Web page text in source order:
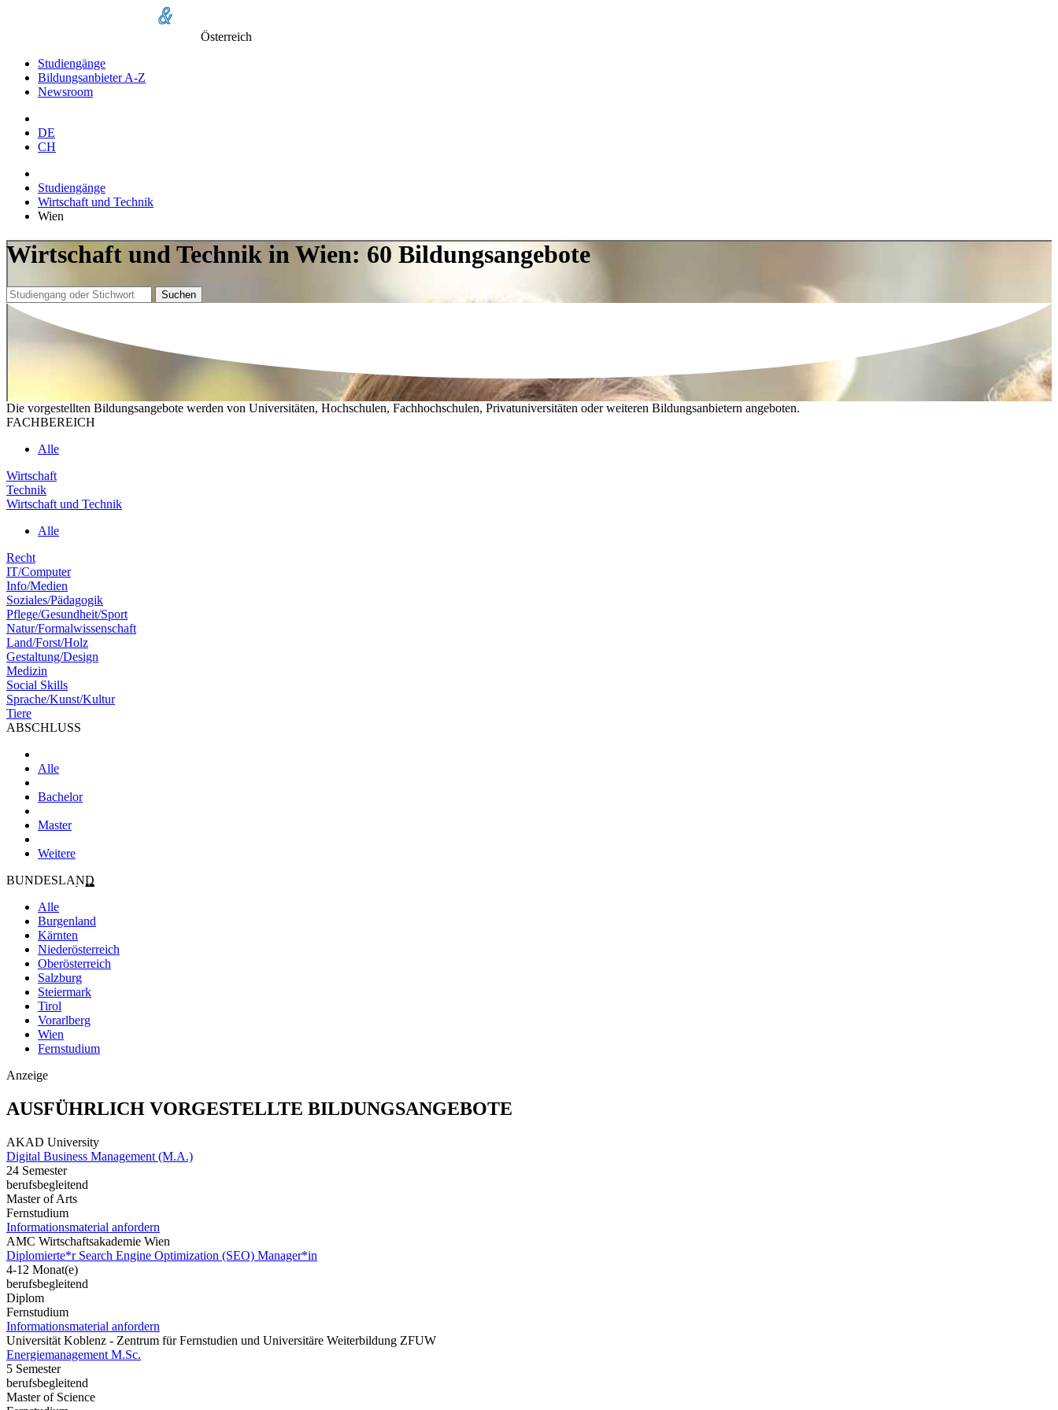
Österreich
Studiengänge
Bildungsanbieter A-Z
Newsroom
DE
CH
Studiengänge
Wirtschaft und Technik
Wien
Wirtschaft und Technik in Wien: 60 Bildungsangebote
Suchen
Die vorgestellten Bildungsangebote werden von Universitäten, Hochschulen, Fachhochschulen, Privatuniversitäten oder weiteren Bildungsanbietern angeboten.
FACHBEREICH
Alle
Wirtschaft
Technik
Wirtschaft und Technik
Alle
Recht
IT/Computer
Info/Medien
Soziales/Pädagogik
Pflege/Gesundheit/Sport
Natur/Formalwissenschaft
Land/Forst/Holz
Gestaltung/Design
Medizin
Social Skills
Sprache/Kunst/Kultur
Tiere
ABSCHLUSS
Alle
Bachelor
Master
Weitere
BUNDESLAND
Alle
Burgenland
Kärnten
Niederösterreich
Oberösterreich
Salzburg
Steiermark
Tirol
Vorarlberg
Wien
Fernstudium
Anzeige
AUSFÜHRLICH VORGESTELLTE BILDUNGSANGEBOTE
AKAD University
Digital Business Management (M.A.)
24 Semester
berufsbegleitend
Master of Arts
Fernstudium
Informationsmaterial anfordern
AMC Wirtschaftsakademie Wien
Diplomierte*r Search Engine Optimization (SEO) Manager*in
4-12 Monat(e)
berufsbegleitend
Diplom
Fernstudium
Informationsmaterial anfordern
Universität Koblenz - Zentrum für Fernstudien und Universitäre Weiterbildung ZFUW
Energiemanagement M.Sc.
5 Semester
berufsbegleitend
Master of Science